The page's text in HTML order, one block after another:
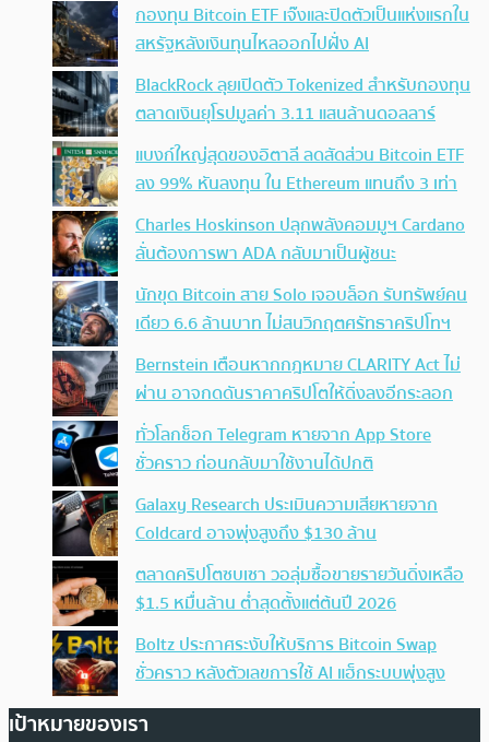
กองทุน Bitcoin ETF เจ๊งและปิดตัวเป็นแห่งแรกใน
สหรัฐหลังเงินทุนไหลออกไปฝั่ง AI
BlackRock ลุยเปิดตัว Tokenized สำหรับกองทุน
ตลาดเงินยุโรปมูลค่า 3.11 แสนล้านดอลลาร์
แบงก์ใหญ่สุดของอิตาลี ลดสัดส่วน Bitcoin ETF
ลง 99% หันลงทุน ใน Ethereum แทนถึง 3 เท่า
Charles Hoskinson ปลุกพลังคอมมูฯ Cardano
ลั่นต้องการพา ADA กลับมาเป็นผู้ชนะ
นักขุด Bitcoin สาย Solo เจอบล็อก รับทรัพย์คน
เดียว 6.6 ล้านบาท ไม่สนวิกฤตศรัทธาคริปโทฯ
Bernstein เตือนหากกฎหมาย CLARITY Act ไม่
ผ่าน อาจกดดันราคาคริปโตให้ดิ่งลงอีกระลอก
ทั่วโลกช็อก Telegram หายจาก App Store
ชั่วคราว ก่อนกลับมาใช้งานได้ปกติ
Galaxy Research ประเมินความเสียหายจาก
Coldcard อาจพุ่งสูงถึง $130 ล้าน
ตลาดคริปโตซบเซา วอลุ่มซื้อขายรายวันดิ่งเหลือ
$1.5 หมื่นล้าน ต่ำสุดตั้งแต่ต้นปี 2026
Boltz ประกาศระงับให้บริการ Bitcoin Swap
ชั่วคราว หลังตัวเลขการใช้ AI แฮ็กระบบพุ่งสูง
เป้าหมายของเรา